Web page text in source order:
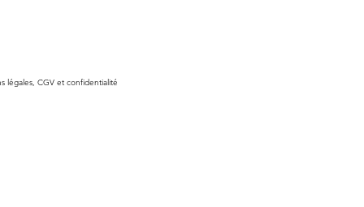
légales, CGV et confidentialité